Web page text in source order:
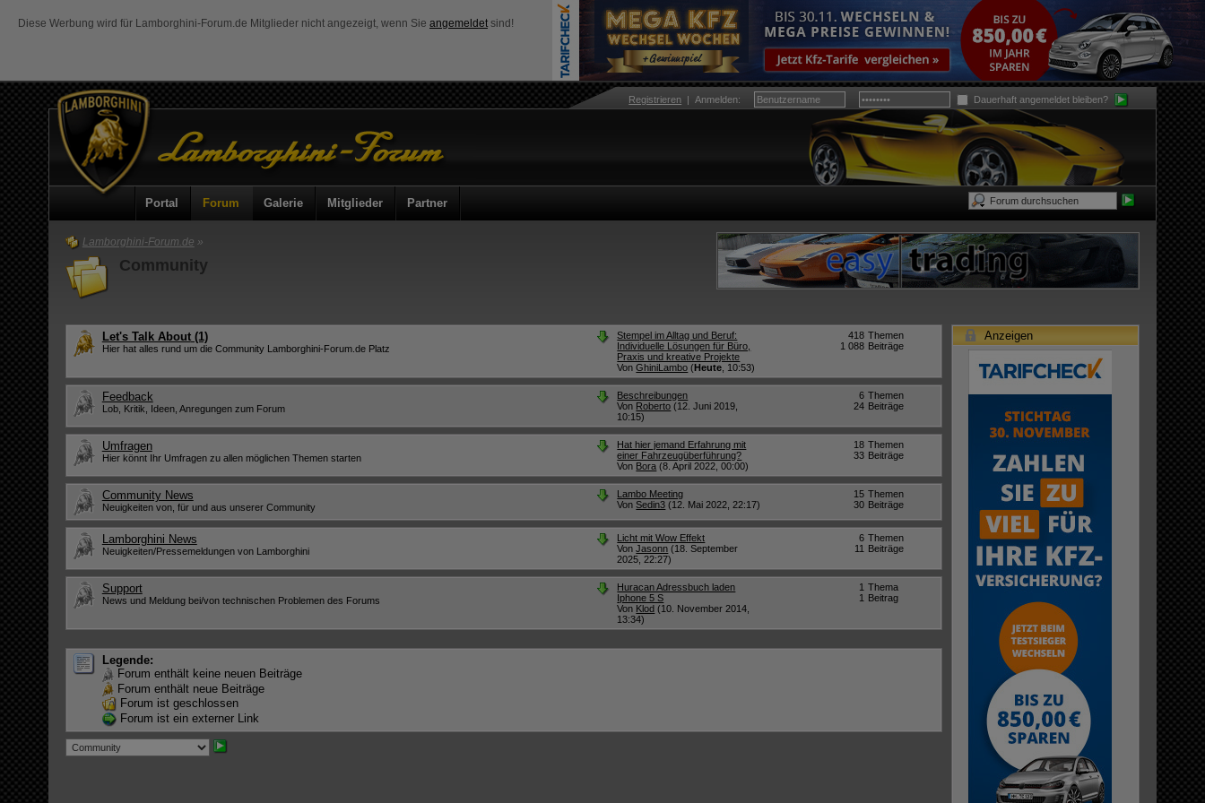
Diese Werbung wird für Lamborghini-Forum.de Mitglieder nicht angezeigt, wenn Sie angemeldet sind!
Registrieren |Anmelden: Dauerhaft angemeldet bleiben?
Portal Forum Galerie Mitglieder Partner
Lamborghini-Forum.de »
Community
Let's Talk About(1)
Hier hat alles rund um die Community Lamborghini-Forum.de Platz
Stempel im Alltag und Beruf:
Individuelle Lösungen für Büro,
Praxis und kreative Projekte
VonGhiniLambo (Heute , 10:53)
Themen
418
Beiträge
1 088
Feedback
Lob, Kritik, Ideen, Anregungen zum Forum
Beschreibungen
Von Roberto (12. Juni 2019,
10:15)
Themen
6
Beiträge
24
Umfragen
Hier könnt Ihr Umfragen zu allen möglichen Themen starten
Hat hier jemand Erfahrung mit
einer Fahrzeugüberführung?
Von Bora (8. April 2022, 00:00)
Themen
18
Beiträge
33
Community News
Neuigkeiten von, für und aus unserer Community
Lambo Meeting
VonSedin3 (12. Mai 2022, 22:17)
Themen
15
Beiträge
30
Lamborghini News
Neuigkeiten/Pressemeldungen von Lamborghini
Licht mit Wow Effekt
VonJasonn (18. September
2025, 22:27)
Themen
6
Beiträge
11
Support
News und Meldung bei/von technischen Problemen des Forums
Huracan Adressbuch laden
Iphone 5 S
Von Klod (10. November 2014,
13:34)
Thema
1
Beitrag
1
Legende:
Forum enthält keine neuen Beiträge
Forum enthält neue Beiträge
Forum ist geschlossen
Forum ist ein externer Link
Anzeigen